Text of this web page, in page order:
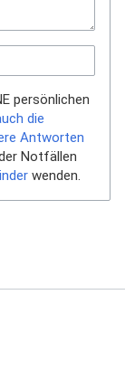
persönlichen
die
Antworten
Notfällen
wenden.